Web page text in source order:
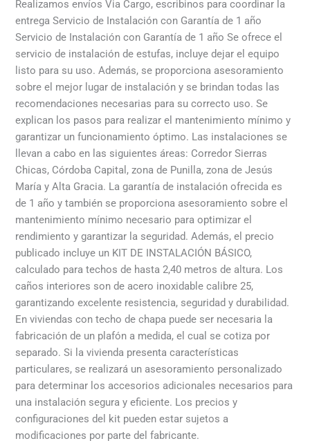
Realizamos envíos Via Cargo, escribinos para coordinar la
entrega Servicio de Instalación con Garantía de 1 año
Servicio de Instalación con Garantía de 1 año Se ofrece el
servicio de instalación de estufas, incluye dejar el equipo
listo para su uso. Además, se proporciona asesoramiento
sobre el mejor lugar de instalación y se brindan todas las
recomendaciones necesarias para su correcto uso. Se
explican los pasos para realizar el mantenimiento mínimo y
garantizar un funcionamiento óptimo. Las instalaciones se
llevan a cabo en las siguientes áreas: Corredor Sierras
Chicas, Córdoba Capital, zona de Punilla, zona de Jesús
María y Alta Gracia. La garantía de instalación ofrecida es
de 1 año y también se proporciona asesoramiento sobre el
mantenimiento mínimo necesario para optimizar el
rendimiento y garantizar la seguridad. Además, el precio
publicado incluye un KIT DE INSTALACIÓN BÁSICO,
calculado para techos de hasta 2,40 metros de altura. Los
caños interiores son de acero inoxidable calibre 25,
garantizando excelente resistencia, seguridad y durabilidad.
En viviendas con techo de chapa puede ser necesaria la
fabricación de un plafón a medida, el cual se cotiza por
separado. Si la vivienda presenta características
particulares, se realizará un asesoramiento personalizado
para determinar los accesorios adicionales necesarios para
una instalación segura y eficiente. Los precios y
configuraciones del kit pueden estar sujetos a
modificaciones por parte del fabricante.